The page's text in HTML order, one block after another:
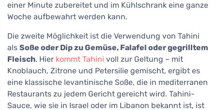
einer Minute zubereitet und im Kühlschrank eine ganze
Woche aufbewahrt werden kann.
Die zweite Möglichkeit ist die Verwendung von Tahini
als Soße oder Dip zu Gemüse, Falafel oder gegrilltem
Fleisch. Hier kommt Tahini voll zur Geltung – mit
Knoblauch, Zitrone und Petersilie gemischt, ergibt es
eine klassische levantinische Soße, die in mediterranen
Restaurants zu jedem Gericht gereicht wird. Tahini-
Sauce, wie sie in Israel oder im Libanon bekannt ist, ist